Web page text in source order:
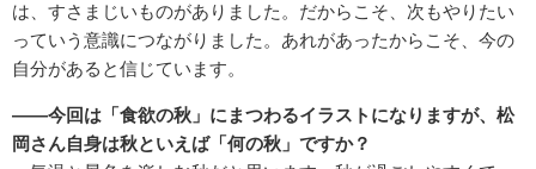
は、すさまじいものがありました。だからこそ、次もやりたい
っていう意識につながりました。あれがあったからこそ、今の
自分があると信じています。
――今回は「食欲の秋」にまつわるイラストになりますが、松
岡さん自身は秋といえば「何の秋」ですか？